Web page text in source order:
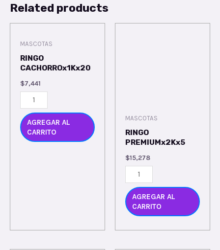
Related products
MASCOTAS
RINGO
CACHORROx1Kx20
$7,441
AGREGAR AL
CARRITO
MASCOTAS
RINGO
PREMIUMx2Kx5
$15,278
AGREGAR AL
CARRITO